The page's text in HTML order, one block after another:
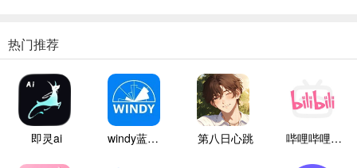
热门推荐
即灵ai windy蓝色气象 第八日心跳 哔哩哔哩白色版